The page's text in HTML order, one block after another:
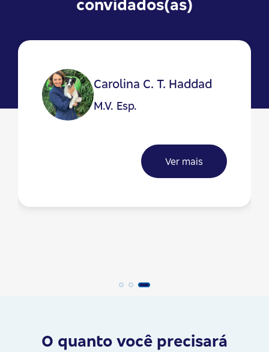
convidados(as)
Carolina C. T. Haddad
M.V. Esp.
Ver mais
O quanto você precisará